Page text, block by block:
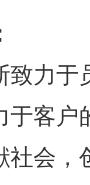
力于
客户
会，